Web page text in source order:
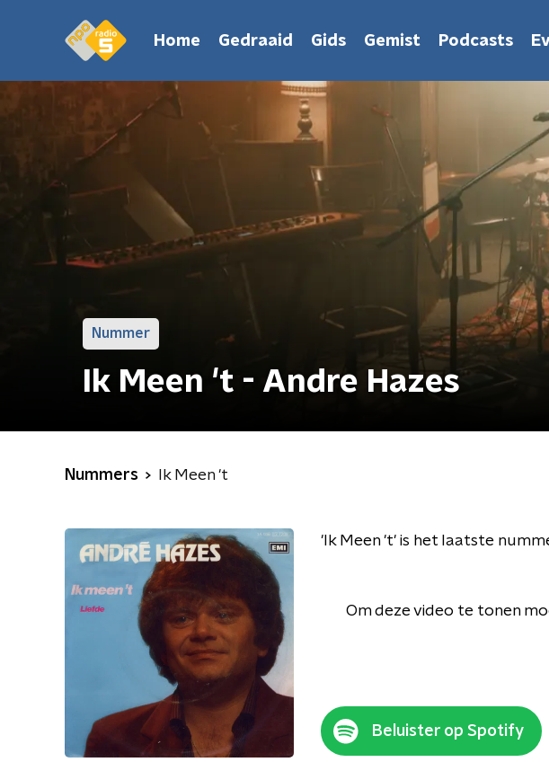
Home Gedraaid Gids Gemist Podcasts
Nummer
Ik Meen 't - Andre Hazes
Nummers Ik Meen 't
'Ik Meen 't' is het laatste
Om deze video te tonen
Beluister op Spotify